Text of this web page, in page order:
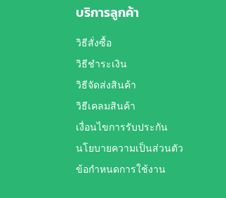
บริการลูกค้า
วิธีสั่งซื้อ
วิธีชำระเงิน
วิธีจัดส่งสินค้า
วิธีเคลมสินค้า
เงื่อนไขการรับประกัน
นโยบายความเป็นส่วนตัว
ข้อกำหนดการใช้งาน